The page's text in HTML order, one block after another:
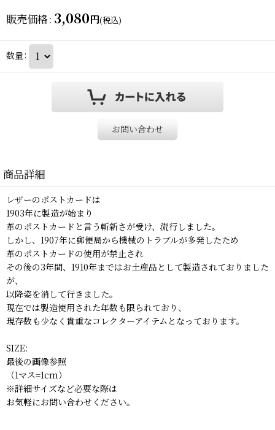
販売価格: 3,080円(税込)
数量:
お問い合わせ
商品詳細
レザーのポストカードは
1903年に製造が始まり
革のポストカードと言う斬新さが受け、流行しました。
しかし、1907年に郵便局から機械のトラブルが多発したため
革のポストカードの使用が禁止され
その後の3年間、1910年まではお土産品として製造されておりました
が、
以降姿を消して行きました。
現在では製造使用された年数も限られており、
現存数も少なく貴重なコレクターアイテムとなっております。
SIZE:
最後の画像参照
（1マス=1cm）
※詳細サイズなど必要な際は
お気軽にお問い合わせください。